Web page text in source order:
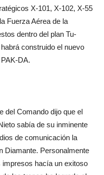
X-101, X-102, X-55
Fuerza Aérea de la
dentro del plan Tu-
construido el nuevo
DA.
del Comando dijo que el
sabía de su inminente
de comunicación la
Diamante. Personalmente
impresos hacía un exitoso